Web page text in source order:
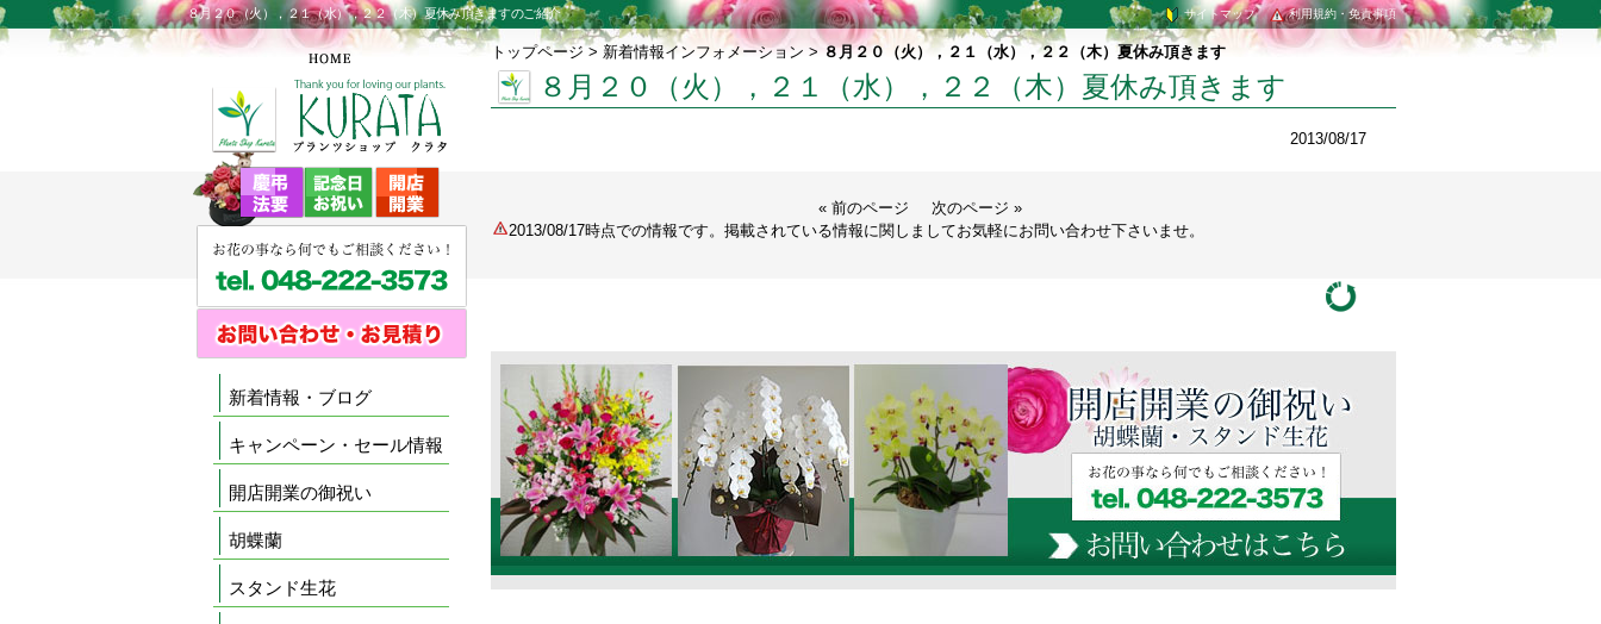
８月２０（火），２１（水），２２（木）夏休み頂きますのご紹介 利用規約・免責事項
サイトマップ
トップページ > 新着情報インフォメーション > ８月２０（火），２１（水），２２（木）夏休み頂きます
８月２０（火），２１（水），２２（木）夏休み頂きます
2013/08/17
« 前のページ
次のページ »
2013/08/17時点での情報です。掲載されている情報に関しましてお気軽にお問い合わせ下さいませ。
新着情報・ブログ
キャンペーン・セール情報
開店開業の御祝い
胡蝶蘭
スタンド生花